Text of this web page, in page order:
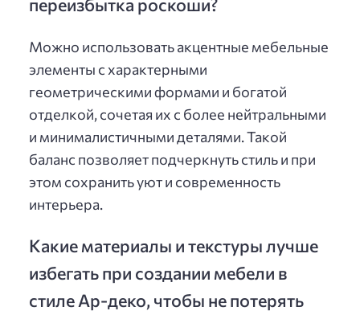
переизбытка роскоши?
Можно использовать акцентные мебельные
элементы с характерными
геометрическими формами и богатой
отделкой, сочетая их с более нейтральными
и минималистичными деталями. Такой
баланс позволяет подчеркнуть стиль и при
этом сохранить уют и современность
интерьера.
Какие материалы и текстуры лучше
избегать при создании мебели в
стиле Ар-деко, чтобы не потерять